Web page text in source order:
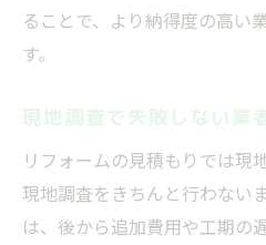
ることで、より納得度の高い
す。
現地調査で失敗しない業
リフォームの見積もりでは現
現地調査をきちんと行わない
は、後から追加費用や工期の